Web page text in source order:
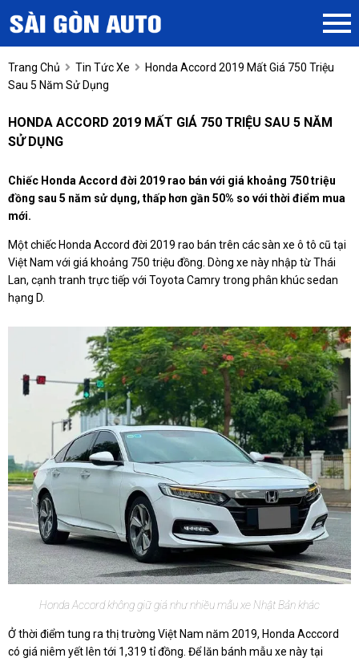
Trang Chủ Tin Tức Xe
Honda Accord 2019 Mất Giá 750 Triệu
Sau 5 Năm Sử Dụng
HONDA ACCORD 2019 MẤT GIÁ 750 TRIỆU SAU 5 NĂM
SỬ DỤNG
Chiếc Honda Accord đời 2019 rao bán với giá khoảng 750 triệu
đồng sau 5 năm sử dụng, thấp hơn gần 50% so với thời điểm mua
mới.
Một chiếc Honda Accord đời 2019 rao bán trên các sàn xe ô tô cũ tại
Việt Nam với giá khoảng 750 triệu đồng. Dòng xe này nhập từ Thái
Lan, cạnh tranh trực tiếp với Toyota Camry trong phân khúc sedan
hạng D.
Honda Accord không giữ giá như nhiều mẫu xe Nhật Bản khác
Ở thời điểm tung ra thị trường Việt Nam năm 2019, Honda Acccord
có giá niêm yết lên tới 1,319 tỉ đồng. Để lăn bánh mẫu xe này tại